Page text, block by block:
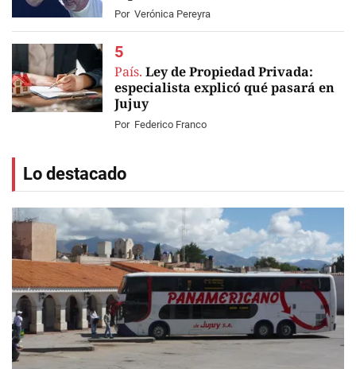
Por Verónica Pereyra
País. Ley de Propiedad Privada:
especialista explicó qué pasará en
Jujuy
Por Federico Franco
Lo destacado